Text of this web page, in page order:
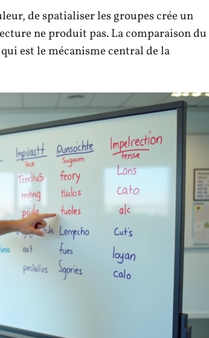
de spatialiser les groupes crée un
ne produit pas. La comparaison du
est le mécanisme central de la